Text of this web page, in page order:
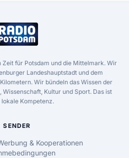
für Potsdam und die Mittelmark. Wir
Landeshauptstadt und dem
Wir bündeln das Wissen der
Kultur und Sport. Das ist
lokale Kompetenz.
SENDER
& Kooperationen